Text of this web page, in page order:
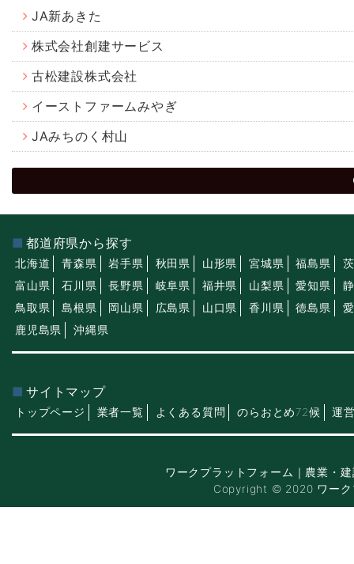
JA新あきた
株式会社創建サービス
古松建設株式会社
イーストファームみやぎ
JAみちのく村山
都道府県から探す
北海道 青森県 岩手県 秋田県 山形県 宮城県 福島県
富山県
石川県 長野県 岐阜県 福井県 山梨県 愛知県
鳥取県
島根県 岡山県 広島県 山口県 香川県 徳島県
鹿児島県
沖縄県
サイトマップ
トップページ 業者一覧 よくある質問 のらおとめ72候 運
ワークプラットフォーム｜農業・
Copyright © 2020 ワーク